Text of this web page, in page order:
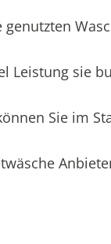
Leistung sie
Sie im